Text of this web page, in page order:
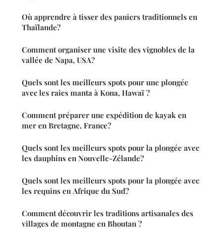
Où apprendre à tisser des paniers traditionnels en
Thaïlande?
Comment organiser une visite des vignobles de la
vallée de Napa, USA?
Quels sont les meilleurs spots pour une plongée
avec les raies manta à Kona, Hawaï ?
Comment préparer une expédition de kayak en
mer en Bretagne, France?
Quels sont les meilleurs spots pour la plongée avec
les dauphins en Nouvelle-Zélande?
Quels sont les meilleurs spots pour la plongée avec
les requins en Afrique du Sud?
Comment découvrir les traditions artisanales des
villages de montagne en Bhoutan ?